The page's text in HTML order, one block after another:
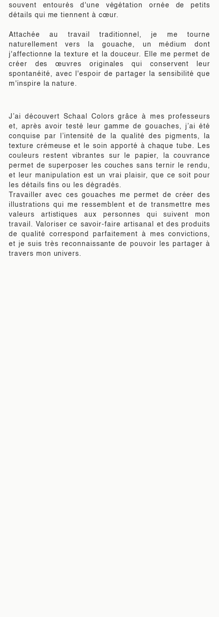
souvent entourés d'une végétation ornée de petits
détails qui me tiennent à cœur.
Attachée au travail traditionnel, je me tourne
naturellement vers la gouache, un médium dont
j'affectionne la texture et la douceur. Elle me permet de
créer des œuvres originales qui conservent leur
spontanéité, avec l'espoir de partager la sensibilité que
m'inspire la nature.
J’ai découvert Schaal Colors grâce à mes professeurs
et, après avoir testé leur gamme de gouaches, j’ai été
conquise par l’intensité de la qualité des pigments, la
texture crémeuse et le soin apporté à chaque tube. Les
couleurs restent vibrantes sur le papier, la couvrance
permet de superposer les couches sans ternir le rendu,
et leur manipulation est un vrai plaisir, que ce soit pour
les détails fins ou les dégradés.
Travailler avec ces gouaches me permet de créer des
illustrations qui me ressemblent et de transmettre mes
valeurs artistiques aux personnes qui suivent mon
travail. Valoriser ce savoir-faire artisanal et des produits
de qualité correspond parfaitement à mes convictions,
et je suis très reconnaissante de pouvoir les partager à
travers mon univers.